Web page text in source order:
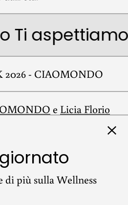
Ti aspettiamo
2026 - CIAOMONDO
e Licia Florio
di più sulla Wellness